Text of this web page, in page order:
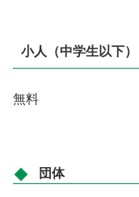
小人（中学生以下）
無料
団体